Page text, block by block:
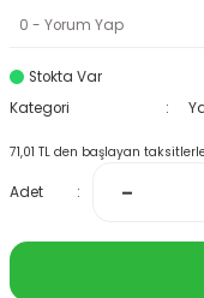
0 - Yorum Yap
Stokta Var
Kategori
71,01 TL den başlayan
Adet